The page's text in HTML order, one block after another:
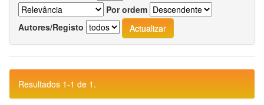
Por ordem
Autores/Registo
Resultados 1-1 de 1.